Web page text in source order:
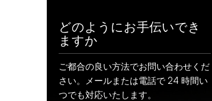
どのようにお手伝いでき
ますか
ご都合の良い方法でお問い合わせくだ
さい。メールまたは電話で 24 時間い
つでも対応いたします。